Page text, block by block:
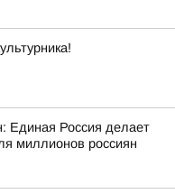
Единая Россия делает
миллионов россиян